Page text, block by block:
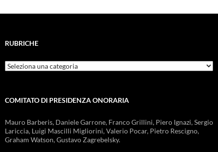
RUBRICHE
Rubriche
COMITATO DI PRESIDENZA ONORARIA
Mauro Barberis, Daniele Garrone, Franco Grillini, Piero Ignazi, Sergio
Lariccia, Luigi Mascilli Migliorini, Valerio Pocar, Pietro Rescigno,
Graham Watson, Gustavo Zagrebelsky.